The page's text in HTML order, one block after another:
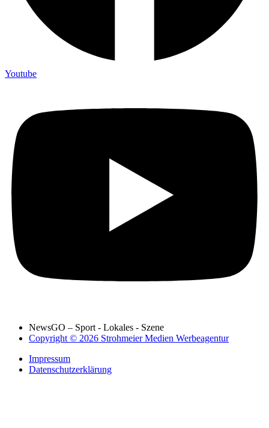
Youtube
NewsGO – Sport - Lokales - Szene
Copyright © 2026 Strohmeier Medien Werbeagentur
Impressum
Datenschutzerklärung